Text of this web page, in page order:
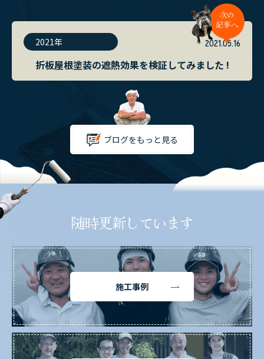
2021年 2021.05.16
折板屋根塗装の遮熱効果を検証してみました !
ブログをもっと見る
随時更新しています
施工事例